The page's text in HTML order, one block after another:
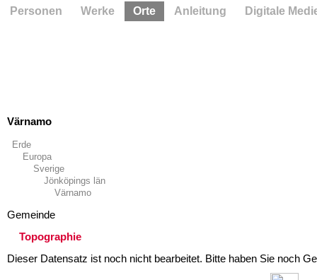
Värnamo
Erde
Europa
Sverige
Jönköpings län
Värnamo
Gemeinde
Topographie
Dieser Datensatz ist noch nicht bearbeitet. Bitte haben Sie noch
Personen Werke Orte Anleitung Digitale